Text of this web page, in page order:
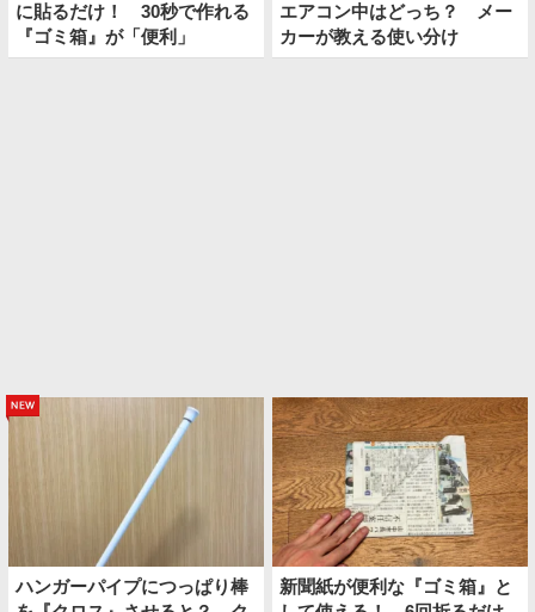
に貼るだけ！ 30秒で作れる
『ゴミ箱』が「便利」
エアコン中はどっち？ メー
カーが教える使い分け
ハンガーパイプにつっぱり棒
新聞紙が便利な『ゴミ箱』と